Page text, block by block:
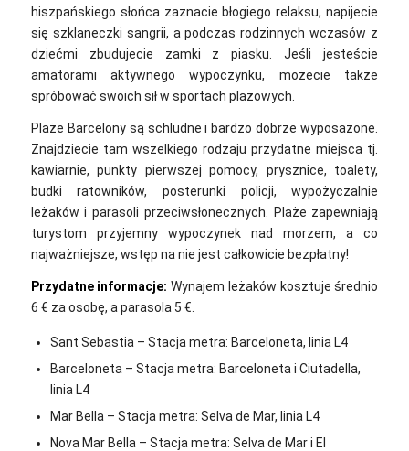
hiszpańskiego słońca zaznacie błogiego relaksu, napijecie
się szklaneczki sangrii, a podczas rodzinnych wczasów z
dziećmi zbudujecie zamki z piasku. Jeśli jesteście
amatorami aktywnego wypoczynku, możecie także
spróbować swoich sił w sportach plażowych.
Plaże Barcelony są schludne i bardzo dobrze wyposażone.
Znajdziecie tam wszelkiego rodzaju przydatne miejsca tj.
kawiarnie, punkty pierwszej pomocy, prysznice, toalety,
budki ratowników, posterunki policji, wypożyczalnie
leżaków i parasoli przeciwsłonecznych. Plaże zapewniają
turystom przyjemny wypoczynek nad morzem, a co
najważniejsze, wstęp na nie jest całkowicie bezpłatny!
Przydatne informacje: Wynajem leżaków kosztuje średnio
6 € za osobę, a parasola 5 €.
Sant Sebastia – Stacja metra: Barceloneta, linia L4
Barceloneta – Stacja metra: Barceloneta i Ciutadella,
linia L4
Mar Bella – Stacja metra: Selva de Mar, linia L4
Nova Mar Bella – Stacja metra: Selva de Mar i El